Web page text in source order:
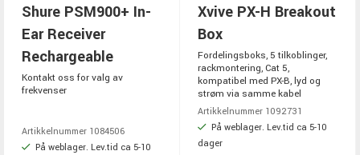
Shure PSM900+ In-
Ear Receiver
Rechargeable
Kontakt oss for valg av
frekvenser
Artikkelnummer 1084506
På weblager. Lev.tid ca 5-10
Xvive PX-H Breakout
Box
Fordelingsboks, 5 tilkoblinger,
rackmontering, Cat 5,
kompatibel med PX-B, lyd og
strøm via samme kabel
Artikkelnummer 1092731
På weblager. Lev.tid ca 5-10
dager